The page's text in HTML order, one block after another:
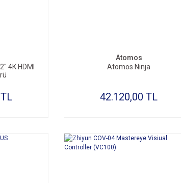
4K HDMI
Atomos
Atomos Ninja
42.120,00 TL